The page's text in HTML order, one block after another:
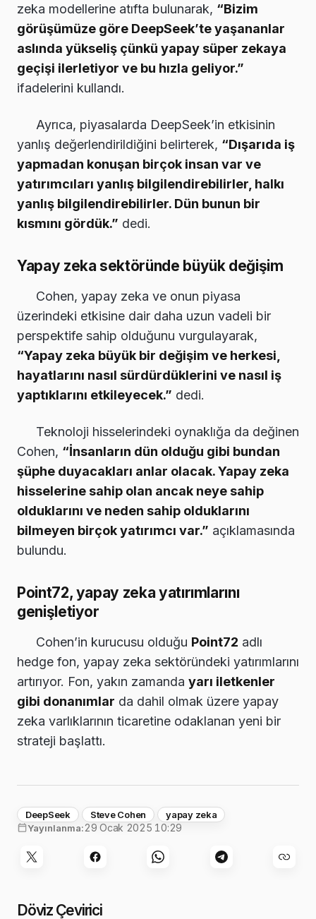
zeka modellerine atıfta bulunarak, “Bizim
görüşümüze göre DeepSeek’te yaşananlar
aslında yükseliş çünkü yapay süper zekaya
geçişi ilerletiyor ve bu hızla geliyor.”
ifadelerini kullandı.
Ayrıca, piyasalarda DeepSeek’in etkisinin
yanlış değerlendirildiğini belirterek, “Dışarıda iş
yapmadan konuşan birçok insan var ve
yatırımcıları yanlış bilgilendirebilirler, halkı
yanlış bilgilendirebilirler. Dün bunun bir
kısmını gördük.” dedi.
Yapay zeka sektöründe büyük değişim
Cohen, yapay zeka ve onun piyasa
üzerindeki etkisine dair daha uzun vadeli bir
perspektife sahip olduğunu vurgulayarak,
“Yapay zeka büyük bir değişim ve herkesi,
hayatlarını nasıl sürdürdüklerini ve nasıl iş
yaptıklarını etkileyecek.” dedi.
Teknoloji hisselerindeki oynaklığa da değinen
Cohen, “İnsanların dün olduğu gibi bundan
şüphe duyacakları anlar olacak. Yapay zeka
hisselerine sahip olan ancak neye sahip
olduklarını ve neden sahip olduklarını
bilmeyen birçok yatırımcı var.” açıklamasında
bulundu.
Point72, yapay zeka yatırımlarını
genişletiyor
Cohen’in kurucusu olduğu Point72 adlı
hedge fon, yapay zeka sektöründeki yatırımlarını
artırıyor. Fon, yakın zamanda yarı iletkenler
gibi donanımlar da dahil olmak üzere yapay
zeka varlıklarının ticaretine odaklanan yeni bir
strateji başlattı.
DeepSeek Steve Cohen
yapay zeka
Yayınlanma:29 Ocak 2025 10:29
Döviz Çevirici